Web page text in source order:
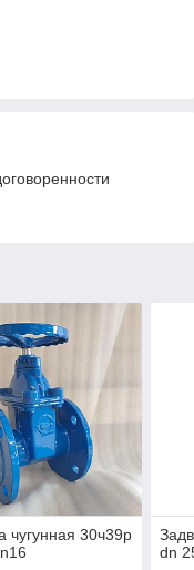
чугунная 30ч39р
dn